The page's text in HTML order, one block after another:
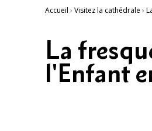
Accueil › Visitez la cathédrale ›
La
l'Enfant